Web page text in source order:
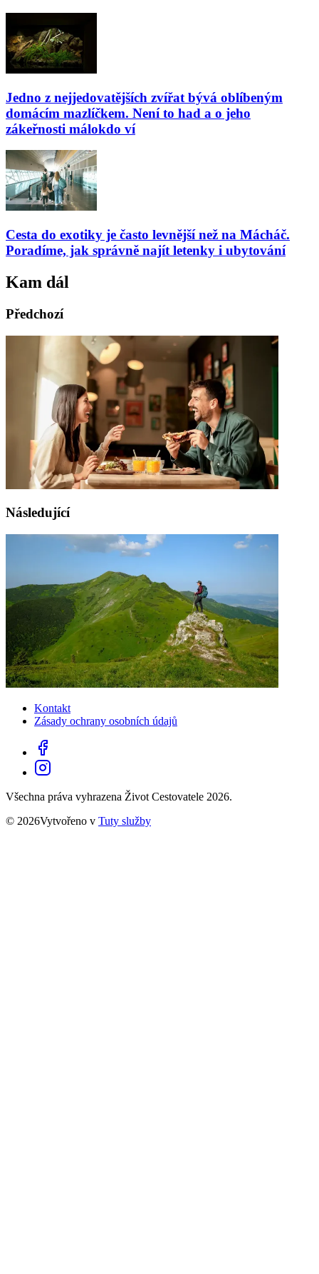
Jedno z nejjedovatějších zvířat bývá oblíbeným
domácím mazlíčkem. Není to had a o jeho
zákeřnosti málokdo ví
Cesta do exotiky je často levnější než na Mácháč.
Poradíme, jak správně najít letenky i ubytování
Kam dál
Předchozí
Následující
Kontakt
Zásady ochrany osobních údajů
Všechna práva vyhrazena Život Cestovatele 2026.
© 2026Vytvořeno v Tuty služby